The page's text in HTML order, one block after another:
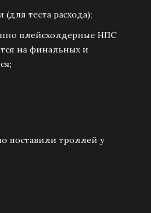
теста расхода);
плейсхолдерные НПС
на финальных и
поставили троллей у